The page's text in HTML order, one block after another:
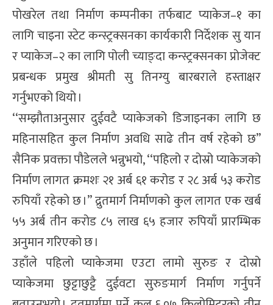
पोखरेल तथा निर्माण कम्पनीका तर्फबाट प्याकेज–१ का
लागि चाइना स्टेट कन्स्ट्रक्सनका कार्यकारी निर्देशक सु यान
र प्याकेज–२ का लागि पोली च्याङ्दा कन्स्ट्रक्सनका प्रोजेक्ट
प्रबन्धक प्रमुख श्रीमती सु तिनग्यु बारबराले हस्ताक्षर
गर्नुभएको थियो ।
‘‘सम्झौताअनुसार दुईवटै प्याकेजको डिजाइनका लागि छ
महिनासहित कुल निर्माण अवधि साढे तीन वर्ष रहेको छ’’
सैनिक प्रवक्ता पौडेलले भन्नुभयो, ‘‘पहिलो र दोस्रो प्याकेजको
निर्माण लागत क्रमशः २१ अर्ब ६१ करोड र २८ अर्ब ५३ करोड
रुपियाँ रहेको छ ।’’ द्रुतमार्ग निर्माणको कुल लागत एक खर्ब
५५ अर्ब तीन करोड ८५ लाख ६५ हजार रुपियाँ प्रारम्भिक
अनुमान गरिएको छ ।
उहाँले पहिलो प्याकेजमा एउटा लामो सुरुङ र दोस्रो
प्याकेजमा छुट्टाछुट्टै दुईवटा सुरुङमार्ग निर्माण गर्नुपर्ने